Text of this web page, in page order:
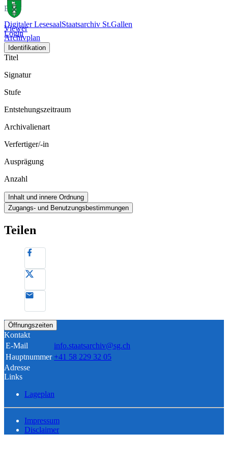
Digitaler LesesaalStaatsarchiv St.Gallen
Login
Bild
Viewer
Archivplan
Identifikation
Titel
Signatur
Stufe
Entstehungszeitraum
Archivalienart
Verfertiger/-in
Ausprägung
Anzahl
Inhalt und innere Ordnung
Zugangs- und Benutzungsbestimmungen
Teilen
Öffnungszeiten
Kontakt
E-Mail
info.staatsarchiv@sg.ch
Hauptnummer +41 58 229 32 05
Adresse
Links
Lageplan
Impressum
Disclaimer